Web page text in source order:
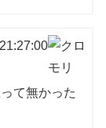
て無かった